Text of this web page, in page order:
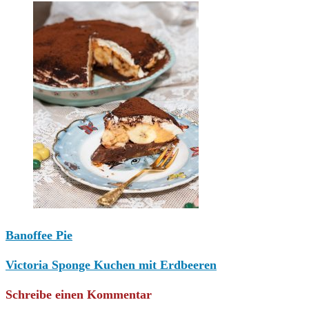
Banoffee Pie
Victoria Sponge Kuchen mit Erdbeeren
Schreibe einen Kommentar